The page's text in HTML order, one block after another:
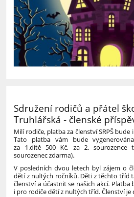
Sdružení rodičů a přátel
Truhlářská - členské
Milí rodiče, platba za členství SRPŠ
Tato platba vám bude
za 1.dítě 500 Kč, za 2. sourozence
sourozenec zdarma).
V posledních dvou letech byl zájem o
dětí z nultých ročníků. Děti z těchto tříd
členství a účastnit se našich akcí.
i pro rodiče dětí z nultých tříd. Členství